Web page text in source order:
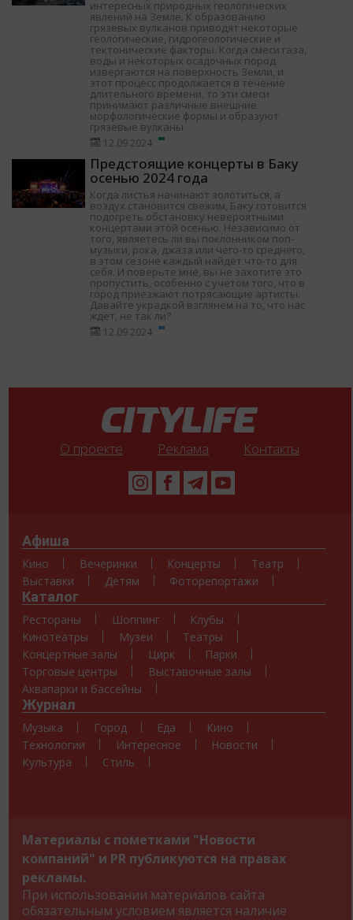
интересных природных геологических
явлений на Земле. К образованию
грязевых вулканов приводят некоторые
геологические, гидрогеологические и
тектонические факторы. Когда смеси газа,
воды и некоторых осадочных пород
извергаются на поверхность Земли, и
этот процесс продолжается в течение
длительного времени, то эти смеси
принимают различные внешние
морфологические формы и образуют
грязевые вулканы.
12.09.2024
Предстоящие концерты в Баку
осенью 2024 года
Когда листья начинают золотиться, а
воздух становится свежим, Баку готовится
подогреть обстановку невероятными
концертами этой осенью. Независимо от
того, являетесь ли вы поклонником поп-
музыки, рока, джаза или чего-то среднего,
в этом сезоне каждый найдет что-то для
себя. И поверьте мне, вы не захотите это
пропустить, особенно с учетом того, что в
город приезжают потрясающие артисты.
Давайте украдкой взглянем на то, что нас
ждет, не так ли?
12.09.2024
О проекте Реклама Контакты
Афиша
Кино Вечеринки Концерты
Театр
Выставки
Детям Фоторепортажи
Каталог
Рестораны Шоппинг
Клубы
Кинотеатры
Музеи
Театры
Концертные залы
Цирк
Парки
Торговые центры
Выставочные залы
Аквапарки и бассейны
Журнал
Музыка Город Еда
Кино
Технологии
Интересное
Новости
Культура
Стиль
Материалы с пометками "Новости
компаний" и PR публикуются на правах
рекламы.
При использовании материалов сайта
обязательным условием является наличие